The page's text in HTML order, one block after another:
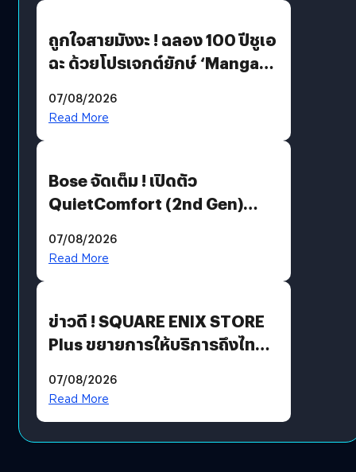
ถูกใจสายมังงะ ! ฉลอง 100 ปีชูเอ
ฉะ ด้วยโปรเจกต์ยักษ์ ‘Manga
มีภาษาไทยด้วย
07/08/2026
Read More
Bose จัดเต็ม ! เปิดตัว
QuietComfort (2nd Gen)
07/08/2026
Read More
ข่าวดี ! SQUARE ENIX STORE
Plus ขยายการให้บริการถึงไทย
โดยตรง
07/08/2026
Read More